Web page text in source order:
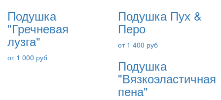
Подушка
"Гречневая
лузга"
от 1 000 руб
Подушка Пух &
Перо
от 1 400 руб
Подушка
"Вязкоэластичная
пена"